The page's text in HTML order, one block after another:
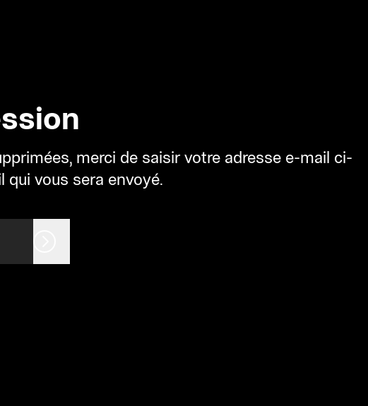
merci de saisir votre adresse e-mail ci-
qui vous sera envoyé.